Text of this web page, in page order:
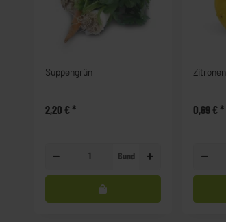
Suppengrün
2,20 €*
Bund
Zitronen
0,69 €*